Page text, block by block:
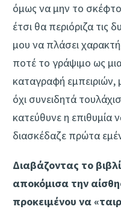
όμως να μην το
έτσι θα περιόριζα τις
μου να πλάσει
ποτέ το γράψιμο ως
καταγραφή
όχι συνειδητά
κατεύθυνε η επιθυμία
διασκέδαζε πρώτα
Διαβάζοντας το
αποκόμισα την
προκειμένου να